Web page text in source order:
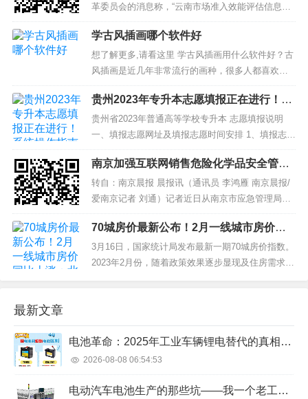
于超链接的一种，因为不管是可...
革委员会的消息称，“云南市场准入效能评估信息化
平台”项目建设已正式启动，建成后将为市场主体提
供“24小时不打烊”市场准入业务服务。 自2020
年10月国家发展改革委将云南、福建两省纳入首批
国家市场准入效能评估试点以来，云南...
学古风插画哪个软件好
想了解更多,请看这里 学古风插画用什么软件好？古
风插画是近几年非常流行的画种，很多人都喜欢画
这种类型的画。 不过，在绘画的过程中，很多初学
者都会问，学古风插画哪个软件好呢？ 下面小编就
为大家介绍几个比较好的画画软件和教程： 一、ps
ps是一款功能强大且使用...
贵州2023年专升本志愿填报正在进行！系
统操作指南
贵州省2023年普通高等学校专升本 志愿填报说明
一、填报志愿网址及填报志愿时间安排 1、填报志愿
系统网址：http://gkzy.eaagz.org.cn/...
南京加强互联网销售危险化学品安全管理
联动工作
转自：南京晨报 晨报讯（通讯员 李鸿雁 南京晨报/
爱南京记者 刘通）记者近日从南京市应急管理局了
解到，南京市应急管理局、市委网信办、市教育局
等6部门联合印发《南京市加强互联网销售危险化学
品安全管理联动工作的实施方案（试行）》（以下
简称《方案》），要求发挥联合监管合力，进一步
70城房价最新公布！2月一线城市房价同
比上涨：北京新房价格涨4.7%
3月16日，国家统计局发布最新一期70城房价指数。
2023年2月份，随着政策效果逐步显现及住房需求进
上涨、二三线城市同比降幅收窄。 数据显...
最新文章
电池革命：2025年工业车辆锂电替代的真相与谎言
2026-08-08 06:54:53
电动汽车电池生产的那些坑——我一个老工程师的吐槽与思考